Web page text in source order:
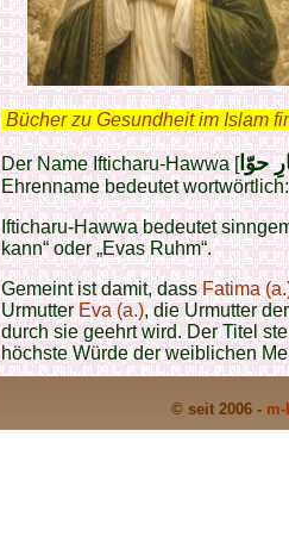
Bücher zu Gesundheit im Islam
Der Name Ifticharu-Hawwa [حوّا
Ehrenname bedeutet
Ifticharu-Hawwa bedeutet
kann“ oder „Evas Ruhm“.
Gemeint ist damit, dassFatima
UrmutterEva (a.), die Urmutter
durch sie geehrt wird. Der Titel
höchste Würde der weiblichen
© seit 2006 -